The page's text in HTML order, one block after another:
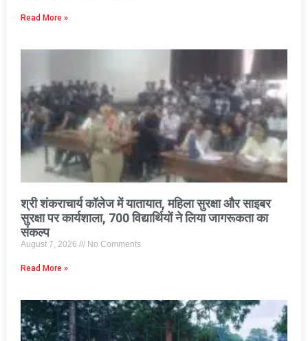
Read More »
श्री शंकराचार्य कॉलेज में यातायात, महिला सुरक्षा और साइबर
सुरक्षा पर कार्यशाला, 700 विद्यार्थियों ने लिया जागरूकता का
संकल्प
August 7, 2026 No Comments
Read More »